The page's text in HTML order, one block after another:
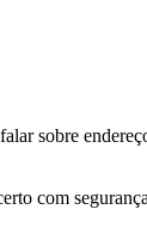
sobre
com